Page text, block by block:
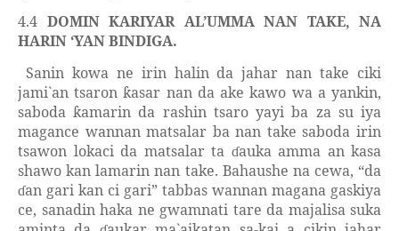
4.4 DOMIN KARIYAR AL’UMMA NAN TAKE, NA
HARIN ‘YAN BINDIGA.
Sanin kowa ne irin halin da jahar nan take ciki
jami`an tsaronƙasar nan da ake kawo wa a yankin,
sabodaƙamarin da rashin tsaro yayi ba za su iya
magance wannan matsalar ba nan take saboda irin
tsawon lokaci da matsalar ta ɗauka amma an kasa
shawo kan lamarin nan take. Bahaushe na cewa, “da
ɗan gari kan ci gari” tabbas wannan magana gaskiya
ce, sanadin haka ne gwamnati tare da majalisa suka